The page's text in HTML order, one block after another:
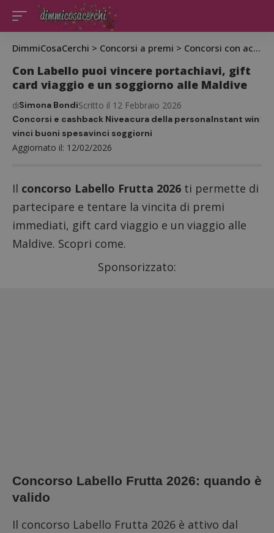
DimmiCosaCerchi > Concorsi a premi > Concorsi con acquisto
Con Labello puoi vincere portachiavi, gift
card viaggio e un soggiorno alle Maldive
Aggiornato il: 12/02/2026
diSimona BondiScritto il 12 Febbraio 2026
Concorsi e cashback Niveacura della personaInstant win
vinci buoni spesavinci soggiorni
Il concorso Labello Frutta 2026 ti permette di
partecipare e tentare la vincita di premi
immediati, gift card viaggio e un viaggio alle
Maldive. Scopri come.
Sponsorizzato:
Concorso Labello Frutta 2026: quando è
valido
Il concorso Labello Frutta 2026 è attivo dal